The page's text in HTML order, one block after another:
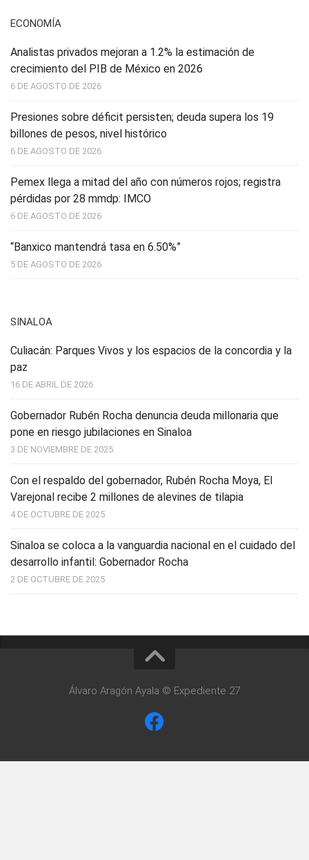
ECONOMÍA
Analistas privados mejoran a 1.2% la estimación de
crecimiento del PIB de México en 2026
6 DE AGOSTO DE 2026
Presiones sobre déficit persisten; deuda supera los 19
billones de pesos, nivel histórico
6 DE AGOSTO DE 2026
Pemex llega a mitad del año con números rojos; registra
pérdidas por 28 mmdp: IMCO
6 DE AGOSTO DE 2026
“Banxico mantendrá tasa en 6.50%”
5 DE AGOSTO DE 2026
SINALOA
Culiacán: Parques Vivos y los espacios de la concordia y la
paz
16 DE ABRIL DE 2026
Gobernador Rubén Rocha denuncia deuda millonaria que
pone en riesgo jubilaciones en Sinaloa
3 DE NOVIEMBRE DE 2025
Con el respaldo del gobernador, Rubén Rocha Moya, El
Varejonal recibe 2 millones de alevines de tilapia
4 DE OCTUBRE DE 2025
Sinaloa se coloca a la vanguardia nacional en el cuidado del
desarrollo infantil: Gobernador Rocha
2 DE OCTUBRE DE 2025
Álvaro Aragón Ayala © Expediente 27